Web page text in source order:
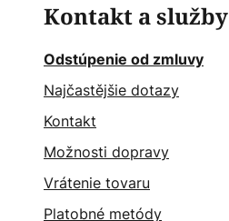
Kontakt a služby
Odstúpenie od zmluvy
Najčastějšie dotazy
Kontakt
Možnosti dopravy
Vrátenie tovaru
Platobné metódy